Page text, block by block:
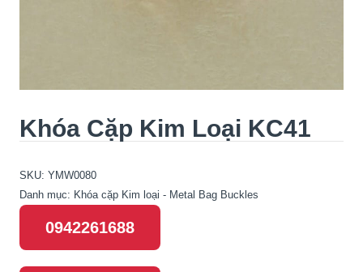
Khóa Cặp Kim Loại KC41
SKU: YMW0080
Danh mục: Khóa cặp Kim loại - Metal Bag Buckles
0942261688